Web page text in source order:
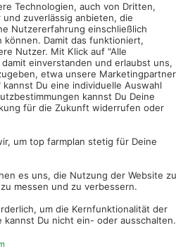
und hilfreiche Anleitungen!
und bequem!
& sofort starten